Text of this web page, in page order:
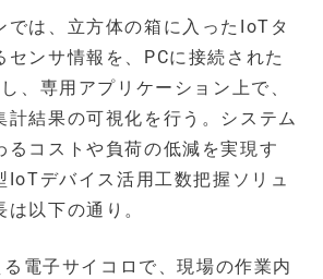
では、立方体の箱に入ったIoTタ
センサ情報を、PCに接続された
、専用アプリケーション上で、
計結果の可視化を行う。システム
るコストや負荷の低減を実現す
IoTデバイス活用工数把握ソリュ
以下の通り。
電子サイコロで、現場の作業内